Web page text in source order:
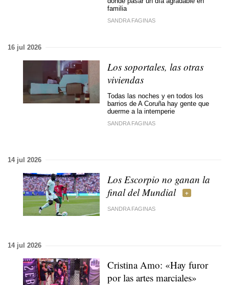
familia
SANDRA FAGINAS
16 jul 2026
Los soportales, las otras
viviendas
Todas las noches y en todos los
barrios de A Coruña hay gente que
duerme a la intemperie
SANDRA FAGINAS
14 jul 2026
Los Escorpio no ganan la
final del Mundial
SANDRA FAGINAS
14 jul 2026
Cristina Amo: «Hay furor
por las artes marciales»